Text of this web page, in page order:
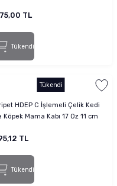
TL
Tükendi
Tükendi
HDEP C İşlemeli Çelik Kedi
Köpek Mama Kabı 17 Oz 11 cm
TL
Tükendi